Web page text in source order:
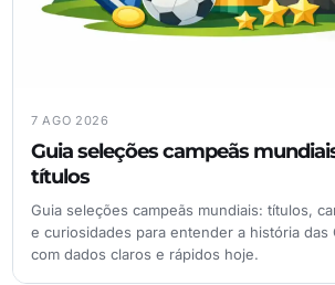
7 AGO 2026
Guia seleções campeãs
títulos
Guia seleções campeãs mundiais: títulos,
e curiosidades para entender a história das
com dados claros e rápidos hoje.